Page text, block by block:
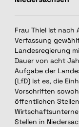
Frau Thiel ist nach
Verfassung
Landesregierung
Dauer von acht
Aufgabe der
(LfD) ist es, die
Vorschriften
öffentlichen
Stellen in